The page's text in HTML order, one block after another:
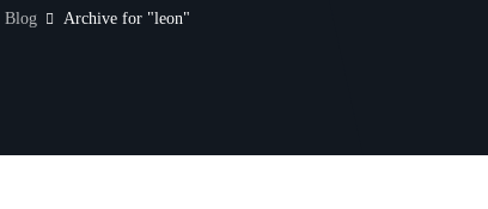
Blog Archive for "leon"